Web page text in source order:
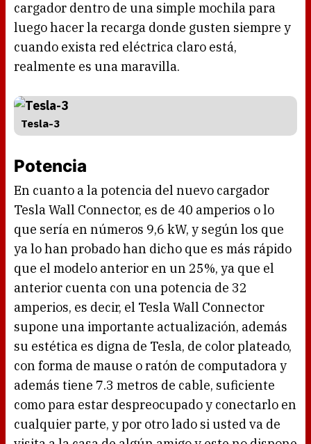
cargador dentro de una simple mochila para
luego hacer la recarga donde gusten siempre y
cuando exista red eléctrica claro está,
realmente es una maravilla.
Tesla-3
Potencia
En cuanto a la potencia del nuevo cargador
Tesla Wall Connector, es de 40 amperios o lo
que sería en números 9,6 kW, y según los que
ya lo han probado han dicho que es más rápido
que el modelo anterior en un 25%, ya que el
anterior cuenta con una potencia de 32
amperios, es decir, el Tesla Wall Connector
supone una importante actualización, además
su estética es digna de Tesla, de color plateado,
con forma de mause o ratón de computadora y
además tiene 7.3 metros de cable, suficiente
como para estar despreocupado y conectarlo en
cualquier parte, y por otro lado si usted va de